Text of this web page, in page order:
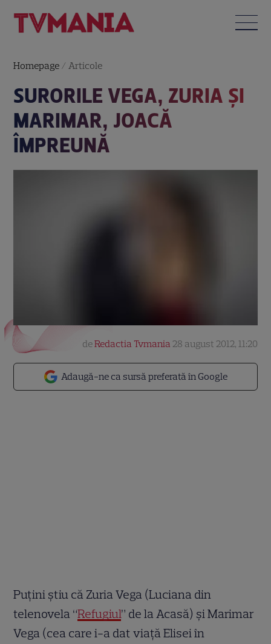
Homepage / Articole
SURORILE VEGA, ZURIA ŞI
MARIMAR, JOACĂ
ÎMPREUNĂ
Adaugă-ne ca sursă preferată în Google
deRedactia Tvmania 28 august 2012, 11:20
Puţini ştiu că Zuria Vega (Luciana din
telenovela “Refugiul” de la Acasă) şi Marimar
Vega (cea care i-a dat viaţă Elisei în